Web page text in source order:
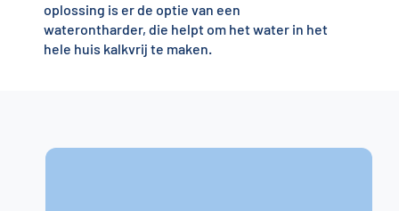
oplossing is er de optie van een
waterontharder, die helpt om het water in het
hele huis kalkvrij te maken.